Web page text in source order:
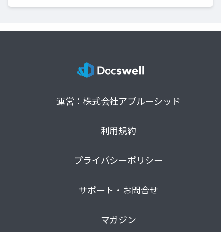
運営：株式会社アプルーシッド
利用規約
プライバシーポリシー
サポート・お問合せ
マガジン